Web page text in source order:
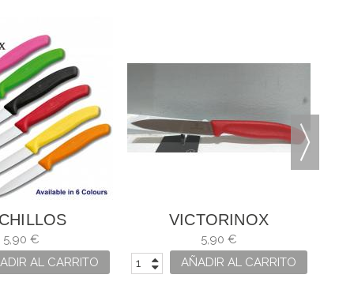
SWISS
5,90 €
AL CARRITO
VICTORINOX
CUCHILLO SWISS
CLASSIC
5,90 €
AÑADIR AL CARRITO